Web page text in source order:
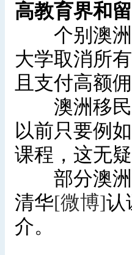
高教育界和
个别澳洲
大学取消所
且支付高额佣
澳洲移民
以前只要例
课程，这无
部分澳洲
清华[微博]认
介。